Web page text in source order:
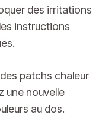
des irritations
instructions
patchs chaleur
une nouvelle
au dos.